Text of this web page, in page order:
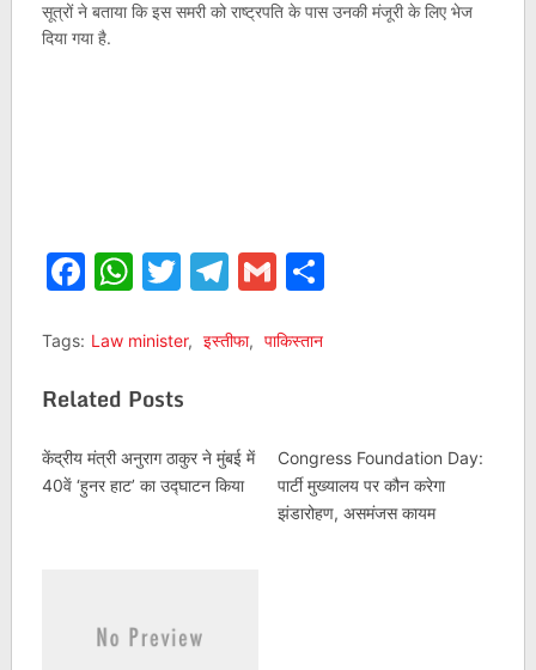
सूत्रों ने बताया कि इस समरी को राष्ट्रपति के पास उनकी मंजूरी के लिए भेज
दिया गया है.
Facebook
WhatsApp
Twitter
Telegram
GmailShare
Tags: Law minister, इस्तीफा, पाकिस्तान
Related Posts
केंद्रीय मंत्री अनुराग ठाकुर ने मुंबई में
40वें ‘हुनर हाट’ का उद्घाटन किया
Congress Foundation Day:
पार्टी मुख्यालय पर कौन करेगा
झंडारोहण, असमंजस कायम